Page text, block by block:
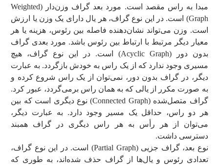
مبدا به راس مقصد است. مورد بعد گراف وزن‌دار (Weighted
Graph) است. در این نوع گراف، هر یال دارای یک وزن یا ارزش
است. وزن می‌تواند نشان‌دهنده فاصله بین رئوس، هزینه یا هر
معیار دیگر مرتبط با ارتباط بین رئوس باشد. مورد بعدی گراف
بدون دور (Acyclic Graph) است. در این نوع گراف، هیچ
مسیری وجود ندارد که از یک راس به خودش بازگردد. به عبارت
دیگر، در گراف بدون دور، نمی‌توان از یک راس شروع کرده و
به صورت مکرر از یالی که به همان راس برمی‌گردد، عبور کرد.
گراف متصل‌شده (Connected Graph) نوع دیگری است که بین
هر دو راس، حداقل یک مسیر وجود دارد. به عبارت دیگر،
می‌توان از هر رأس به هر راس دیگری در گراف همبند
دسترسی داشت.
نوع بعد، گراف جزیی (Partial Graph) است. در این نوع گراف،
تعدادی رئوس و یال‌ها از گراف حذف شده‌اند، به طوری که